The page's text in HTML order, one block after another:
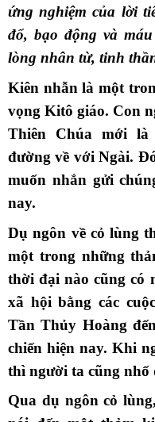
ứng nghiệm của lời
đổ, bạo động và
lòng nhân từ, tinh
Kiên nhẫn là một
vọng Kitô giáo. Con
Thiên Chúa mới
đường về với Ngài.
muốn nhắn gửi
nay.
Dụ ngôn về cỏ lùng
một trong những
thời đại nào cũng có
xã hội bằng các
Tần Thủy Hoàng
chiến hiện nay. Khi
thì người ta cũng nhổ
Qua dụ ngôn cỏ